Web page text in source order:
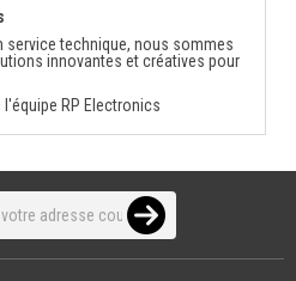
service technique, nous sommes
innovantes et créatives pour
RP Electronics